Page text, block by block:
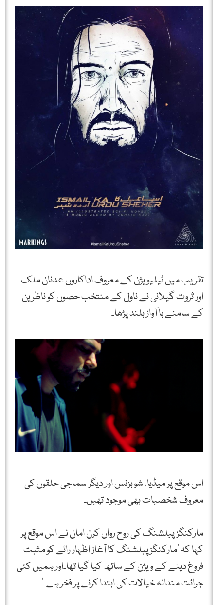
تقریب میں ٹیلیویژن کے معروف اداکاروں عدنان ملک
اور ثروت گیلانی نے ناول کے منتخب حصوں کو ناظرین
کے سامنے با آواز بلند پڑھا۔
اس موقع پر میڈیا، شوبزنس اور دیگر سماجی حلقوں کی
معروف شخصیات بھی موجود تھیں۔
مارکنگز پبلشنگ کی روح رواں کرن امان نے اس موقع پر
کہا کہ ’مارکنگز پبلشنگ کا آغاز اظہار رائے کو مثبت
فروغ دینے کے ویژن کے ساتھ کیا گیا تھا۔اور ہمیں کئی
جرائت مندانہ خیالات کی ابتدا کرنے پر فخر ہے۔‘